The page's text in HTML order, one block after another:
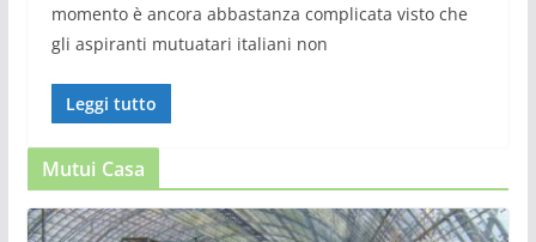
momento è ancora abbastanza complicata visto che
gli aspiranti mutuatari italiani non
Leggi tutto
Mutui Casa